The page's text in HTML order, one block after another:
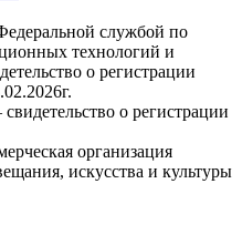
службой по
технологий и
о регистрации
о регистрации
организация
искусства и культуры